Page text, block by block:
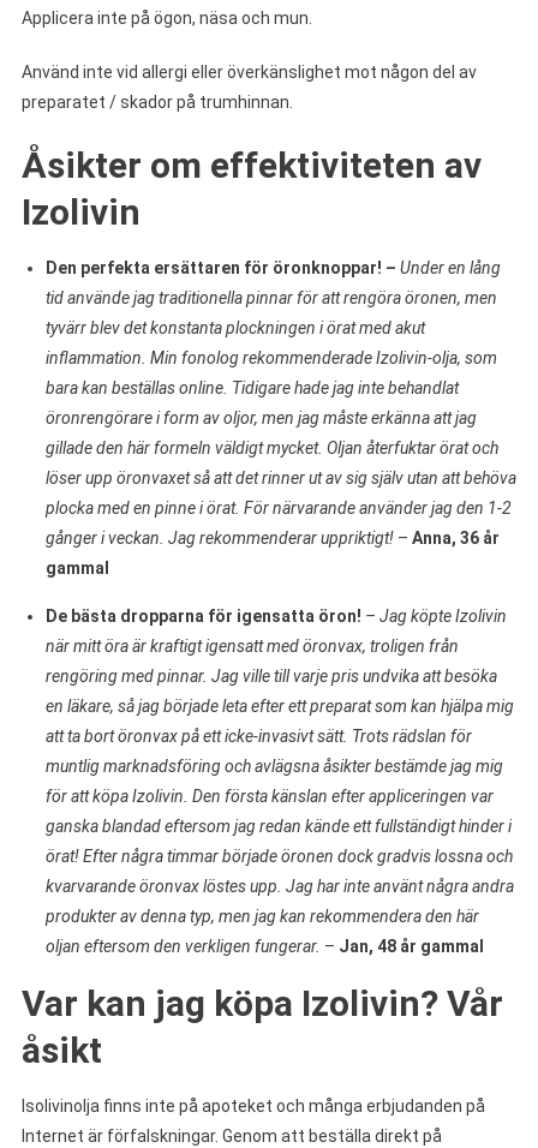
Applicera inte på ögon, näsa och mun.
Använd inte vid allergi eller överkänslighet mot någon del av
preparatet / skador på trumhinnan.
Åsikter om effektiviteten av
Izolivin
Den perfekta ersättaren för öronknoppar! – Under en lång
tid använde jag traditionella pinnar för att rengöra öronen, men
tyvärr blev det konstanta plockningen i örat med akut
inflammation. Min fonolog rekommenderade Izolivin-olja, som
bara kan beställas online. Tidigare hade jag inte behandlat
öronrengörare i form av oljor, men jag måste erkänna att jag
gillade den här formeln väldigt mycket. Oljan återfuktar örat och
löser upp öronvaxet så att det rinner ut av sig själv utan att behöva
plocka med en pinne i örat. För närvarande använder jag den 1-2
gånger i veckan. Jag rekommenderar uppriktigt!– Anna, 36 år
gammal
De bästa dropparna för igensatta öron! – Jag köpte Izolivin
när mitt öra är kraftigt igensatt med öronvax, troligen från
rengöring med pinnar. Jag ville till varje pris undvika att besöka
en läkare, så jag började leta efter ett preparat som kan hjälpa mig
att ta bort öronvax på ett icke-invasivt sätt. Trots rädslan för
muntlig marknadsföring och avlägsna åsikter bestämde jag mig
för att köpa Izolivin. Den första känslan efter appliceringen var
ganska blandad eftersom jag redan kände ett fullständigt hinder i
örat! Efter några timmar började öronen dock gradvis lossna och
kvarvarande öronvax löstes upp. Jag har inte använt några andra
produkter av denna typ, men jag kan rekommendera den här
oljan eftersom den verkligen fungerar. – Jan, 48 år gammal
Var kan jag köpa Izolivin? Vår
åsikt
Isolivinolja finns inte på apoteket och många erbjudanden på
Internet är förfalskningar. Genom att beställa direkt på